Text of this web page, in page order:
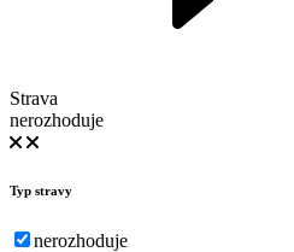
Strava
nerozhoduje
Typ stravy
nerozhoduje